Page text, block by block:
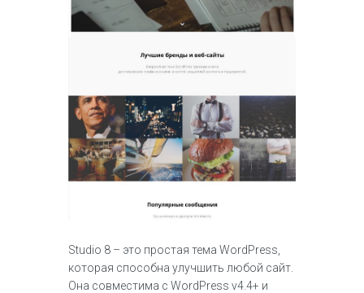
Studio 8 – это простая тема WordPress,
которая способна улучшить любой сайт.
Она совместима с WordPress v4.4+ и